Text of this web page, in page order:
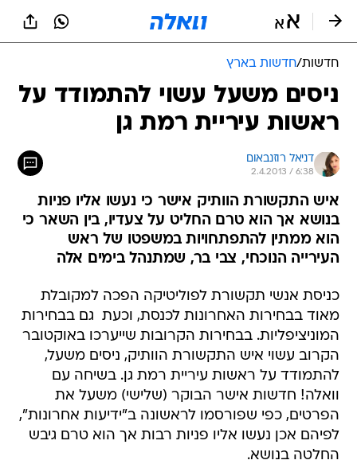
חדשות/חדשות בארץ
ניסים משעל עשוי להתמודד על
ראשות עיריית רמת גן
דניאל רוזנבאום
2.4.2013 / 6:38
איש התקשורת הוותיק אישר כי נעשו אליו פניות
בנושא אך הוא טרם החליט על צעדיו, בין השאר כי
הוא ממתין להתפתחויות במשפטו של ראש
העירייה הנוכחי, צבי בר, שמתנהל בימים אלה
כניסת אנשי תקשורת לפוליטיקה הפכה למקובלת
מאוד בבחירות האחרונות לכנסת, וכעת  גם בבחירות
המוניציפליות. בבחירות הקרובות שייערכו באוקטובר
הקרוב עשוי איש התקשורת הוותיק, ניסים משעל,
להתמודד על ראשות עיריית רמת גן. בשיחה עם
וואלה! חדשות אישר הבוקר (שלישי) משעל את
הפרטים, כפי שפורסמו לראשונה ב"ידיעות אחרונות",
לפיהם אכן נעשו אליו פניות רבות אך הוא טרם גיבש
החלטה בנושא.